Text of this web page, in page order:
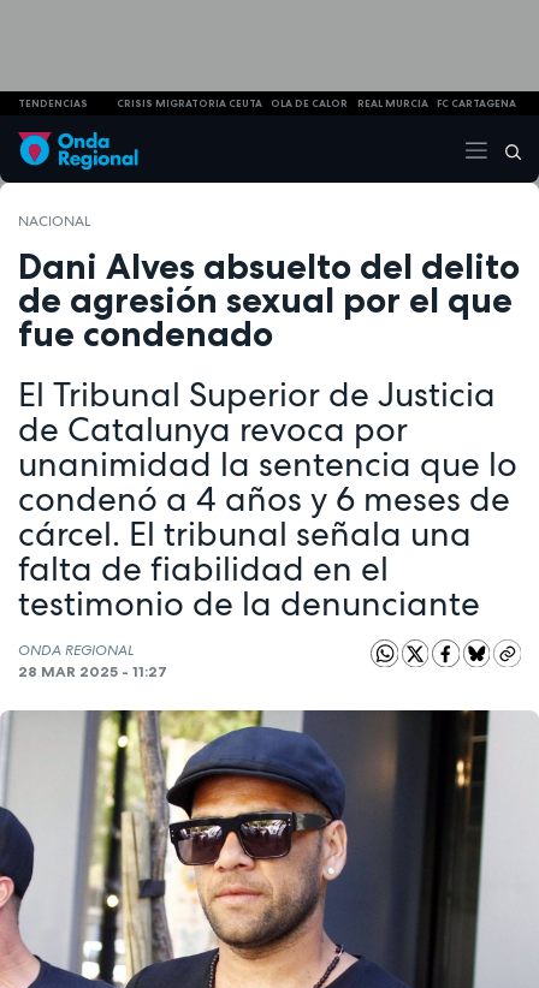
TENDENCIAS CRISIS MIGRATORIA CEUTA OLA DE CALOR REAL MURCIA FC CARTAGENA
NACIONAL
Dani Alves absuelto del delito
de agresión sexual por el que
fue condenado
El Tribunal Superior de Justicia
de Catalunya revoca por
unanimidad la sentencia que lo
condenó a 4 años y 6 meses de
cárcel. El tribunal señala una
falta de fiabilidad en el
testimonio de la denunciante
ONDA REGIONAL
28 MAR 2025 - 11:27